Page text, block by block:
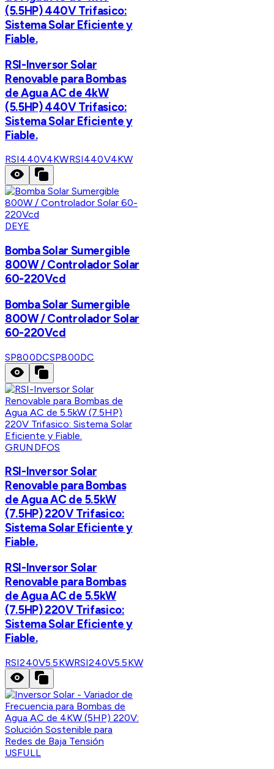
(5.5HP) 440V Trifasico:
Sistema Solar Eficiente y
Fiable.
RSI-Inversor Solar
Renovable para Bombas
de Agua AC de 4kW
(5.5HP) 440V Trifasico:
Sistema Solar Eficiente y
Fiable.
RSI440V4KWRSI440V4KW
DEYE
Bomba Solar Sumergible
800W / Controlador Solar
60-220Vcd
Bomba Solar Sumergible
800W / Controlador Solar
60-220Vcd
SP800DCSP800DC
GRUNDFOS
RSI-Inversor Solar
Renovable para Bombas
de Agua AC de 5.5kW
(7.5HP) 220V Trifasico:
Sistema Solar Eficiente y
Fiable.
RSI-Inversor Solar
Renovable para Bombas
de Agua AC de 5.5kW
(7.5HP) 220V Trifasico:
Sistema Solar Eficiente y
Fiable.
RSI240V5.5KWRSI240V5.5KW
USFULL